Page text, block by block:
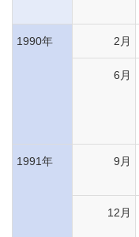
1990年 2月
6月
1991年 9月
12月